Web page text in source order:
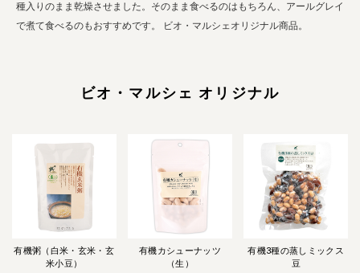
種入りのまま乾燥させました。そのまま食べるのはもちろん、アールグレイ
で煮て食べるのもおすすめです。 ビオ・マルシェオリジナル商品。
ビオ・マルシェ オリジナル
有機粥（白米・玄米・玄
米小豆）
有機カシューナッツ
（生）
有機3種の蒸しミックス
豆